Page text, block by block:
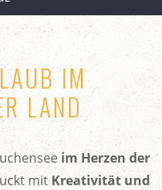
IM
LAND
im Herzen der
mitKreativität und